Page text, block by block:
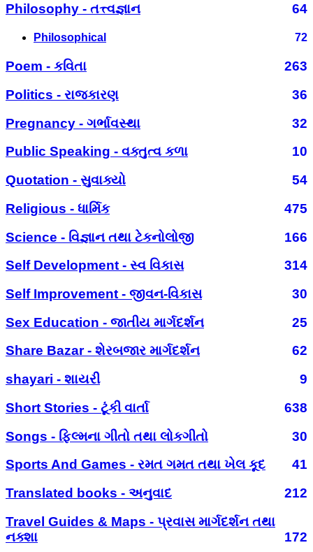
Philosophy - તત્ત્વજ્ઞાન
64
Philosophical 72
Poem - કવિતા
263
Politics - રાજકારણ
36
Pregnancy - ગર્ભાવસ્થા
32
Public Speaking - વક્તુત્વ કળા
10
Quotation - સુવાક્યો
54
Religious - ધાર્મિક
475
Science - વિજ્ઞાન તથા ટેકનોલોજી
166
Self Development - સ્વ વિકાસ
314
Self Improvement - જીવન-વિકાસ
30
Sex Education - જાતીય માર્ગદર્શન
25
Share Bazar - શેરબજાર માર્ગદર્શન
62
shayari - શાયરી
9
Short Stories - ટૂંકી વાર્તા
638
Songs - ફિલ્મના ગીતો તથા લોકગીતો
30
Sports And Games - રમત ગમત તથા ખેલ કૂદ
41
Translated books - અનુવાદ
212
Travel Guides & Maps - પ્રવાસ માર્ગદર્શન તથા
નક્શા
172